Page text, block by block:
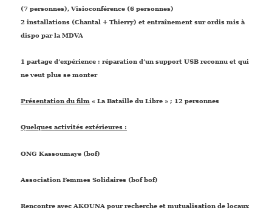
(7 personnes),Visioconférence (6 personnes)
2 installations (Chantal +Thierry) et entraînement sur ordis mis à
dispo par la MDVA
1 partage d’expérience : réparation d’un support USB reconnu et qui
ne veut plus se monter
Présentation du film « La Bataille du Libre » ; 12 personnes
Quelquesactivités extérieures :
ONG Kassoumaye (bof)
Association Femmes Solidaires (bof bof)
Rencontre avec AKOUNApour recherche et mutualisation de locaux